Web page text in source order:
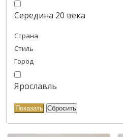
Середина 20 века
Страна
Стиль
Город
Ярославль